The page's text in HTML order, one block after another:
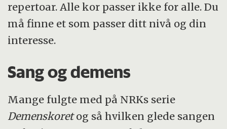
repertoar. Alle kor passer ikke for alle. Du
må finne et som passer ditt nivå og din
interesse.
Sang og demens
Mange fulgte med på NRKs serie
Demenskoretog så hvilken glede sangen